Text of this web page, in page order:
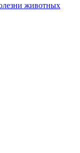
животных